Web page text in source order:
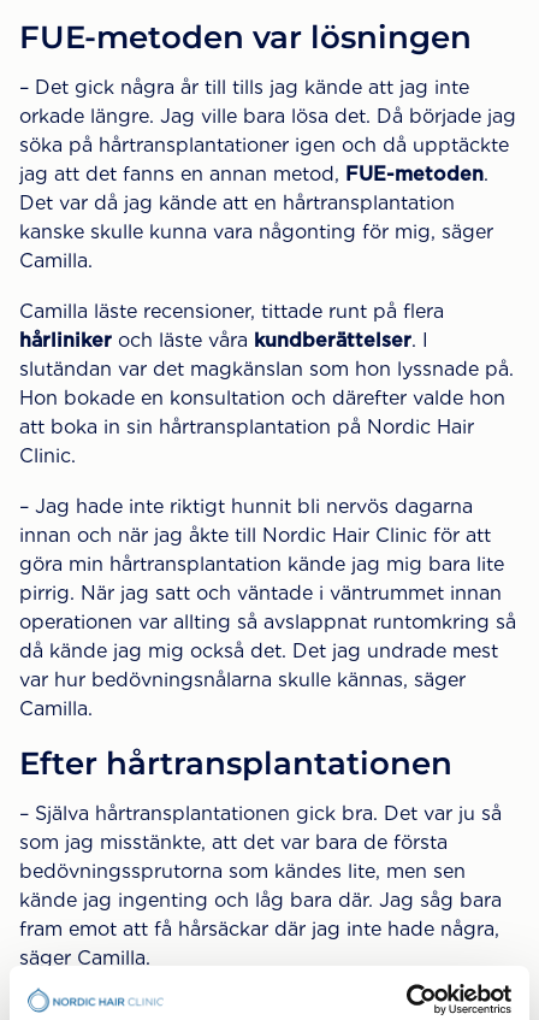
FUE-metoden var lösningen
– Det gick några år till tills jag kände att jag inte
orkade längre. Jag ville bara lösa det. Då började jag
söka på hårtransplantationer igen och då upptäckte
jag att det fanns en annan metod, FUE-metoden.
Det var då jag kände att en hårtransplantation
kanske skulle kunna vara någonting för mig, säger
Camilla.
Camilla läste recensioner, tittade runt på flera
hårliniker och läste våra kundberättelser. I
slutändan var det magkänslan som hon lyssnade på.
Hon bokade en konsultation och därefter valde hon
att boka in sin hårtransplantation på Nordic Hair
Clinic.
– Jag hade inte riktigt hunnit bli nervös dagarna
innan och när jag åkte till Nordic Hair Clinic för att
göra min hårtransplantation kände jag mig bara lite
pirrig. När jag satt och väntade i väntrummet innan
operationen var allting så avslappnat runtomkring så
då kände jag mig också det. Det jag undrade mest
var hur bedövningsnålarna skulle kännas, säger
Camilla.
Efter hårtransplantationen
– Själva hårtransplantationen gick bra. Det var ju så
som jag misstänkte, att det var bara de första
bedövningssprutorna som kändes lite, men sen
kände jag ingenting och låg bara där. Jag såg bara
fram emot att få hårsäckar där jag inte hade några,
säger Camilla.
Det första Camilla gjorde när hon kom hem var att